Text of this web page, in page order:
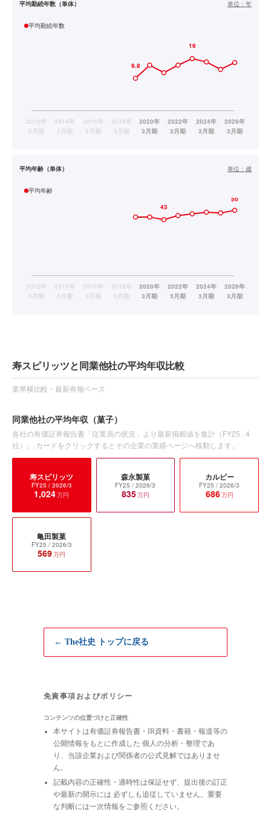
平均勤続年数（単体） 単位： 年
平均勤続年数
平均年齢（単体） 単位： 歳
平均年齢
寿スピリッツと同業他社の平均年収比較
業界横比較・最新有報ベース
同業他社の平均年収 （菓子）
各社の有価証券報告書「従業員の状況」より最新掲載値を集計（FY25 · 4
社）。 カードをクリックするとその企業の業績ページへ移動します。
寿スピリッツ
FY25 / 2026/3
1,024万円
森永製菓
FY25 / 2026/3
835万円
カルビー
FY25 / 2026/3
686万円
亀田製菓
FY25 / 2026/3
569万円
← The社史 トップに戻る
免責事項およびポリシー
コンテンツの位置づけと正確性
本サイトは有価証券報告書・IR資料・書籍・報道等の
公開情報をもとに作成した 個人の分析・整理であ
り、当該企業および関係者の公式見解ではありませ
ん。
記載内容の正確性・適時性は保証せず、提出後の訂正
や最新の開示には 必ずしも追従していません。重要
な判断には一次情報をご参照ください。